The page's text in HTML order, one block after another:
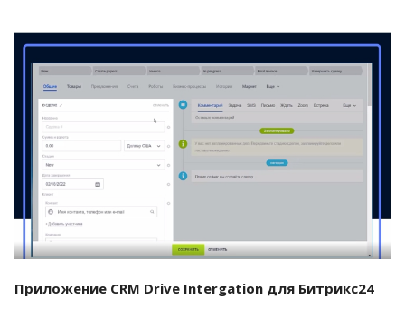
Смотреть проект
Приложение CRM Drive Intergation для Битрикс24